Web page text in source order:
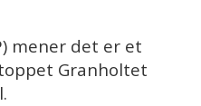
mener det er et
Granholtet